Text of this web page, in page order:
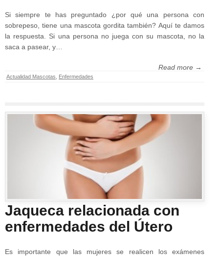
Si siempre te has preguntado ¿por qué una persona con
sobrepeso, tiene una mascota gordita también? Aquí te damos
la respuesta. Si una persona no juega con su mascota, no la
saca a pasear, y…
Read more →
Actualidad Mascotas Enfermedades
Jaqueca relacionada con
enfermedades del Útero
Es importante que las mujeres se realicen los exámenes